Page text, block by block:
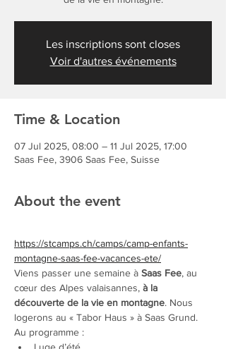
Les inscriptions sont closes
Voir d'autres événements
Time & Location
07 Jul 2025, 08:00 – 11 Jul 2025, 17:00
Saas Fee, 3906 Saas Fee, Suisse
About the event
https://stcamps.ch/camps/camp-enfants-
montagne-saas-fee-vacances-ete/
Viens passer une semaine à Saas Fee, au
cœur des Alpes valaisannes, à la
découverte de la vie en montagne. Nous
logerons au « Tabor Haus » à Saas Grund.
Au programme :